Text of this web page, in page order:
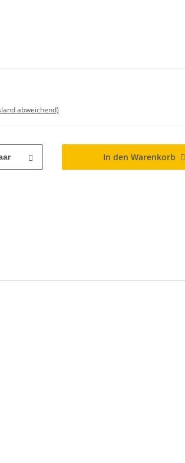
abweichend)
In den Warenkorb